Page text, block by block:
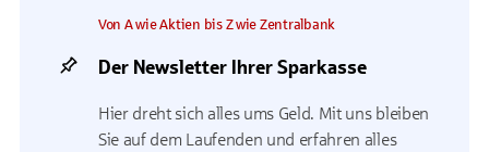
Von A wie Aktien bis Z wie Zentralbank
Der Newsletter Ihrer Sparkasse
Hier dreht sich alles ums Geld. Mit uns bleiben
Sie auf dem Laufenden und erfahren alles